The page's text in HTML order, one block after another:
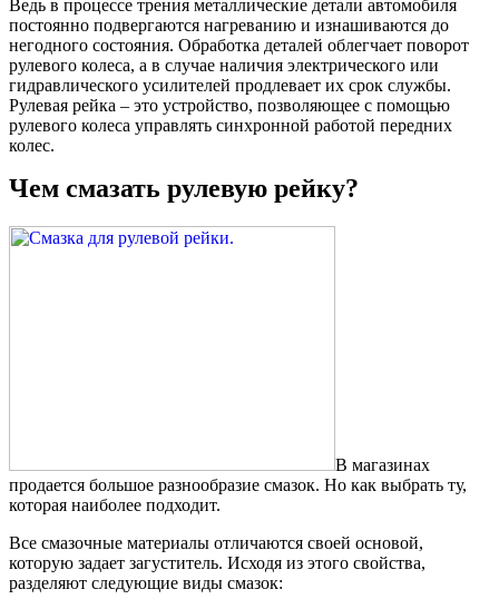
Ведь в процессе трения металлические детали автомобиля
постоянно подвергаются нагреванию и изнашиваются до
негодного состояния. Обработка деталей облегчает поворот
рулевого колеса, а в случае наличия электрического или
гидравлического усилителей продлевает их срок службы.
Рулевая рейка – это устройство, позволяющее с помощью
рулевого колеса управлять синхронной работой передних
колес.
Чем смазать рулевую рейку?
В магазинах
продается большое разнообразие смазок. Но как выбрать ту,
которая наиболее подходит.
Все смазочные материалы отличаются своей основой,
которую задает загуститель. Исходя из этого свойства,
разделяют следующие виды смазок: